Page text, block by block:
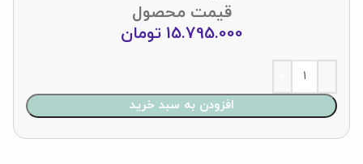
قیمت محصول
15.795.000 تومان
افزودن به سبد خرید